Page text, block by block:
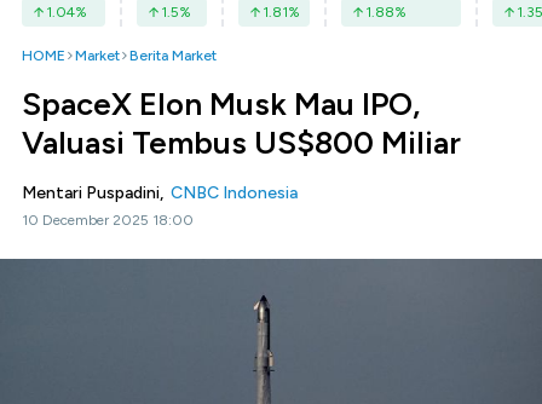
1.04% 1.5% 1.81% 1.88% 1.35
HOME Market Berita Market
SpaceX Elon Musk Mau IPO,
Valuasi Tembus US$800 Miliar
Mentari Puspadini, CNBC Indonesia
10 December 2025 18:00